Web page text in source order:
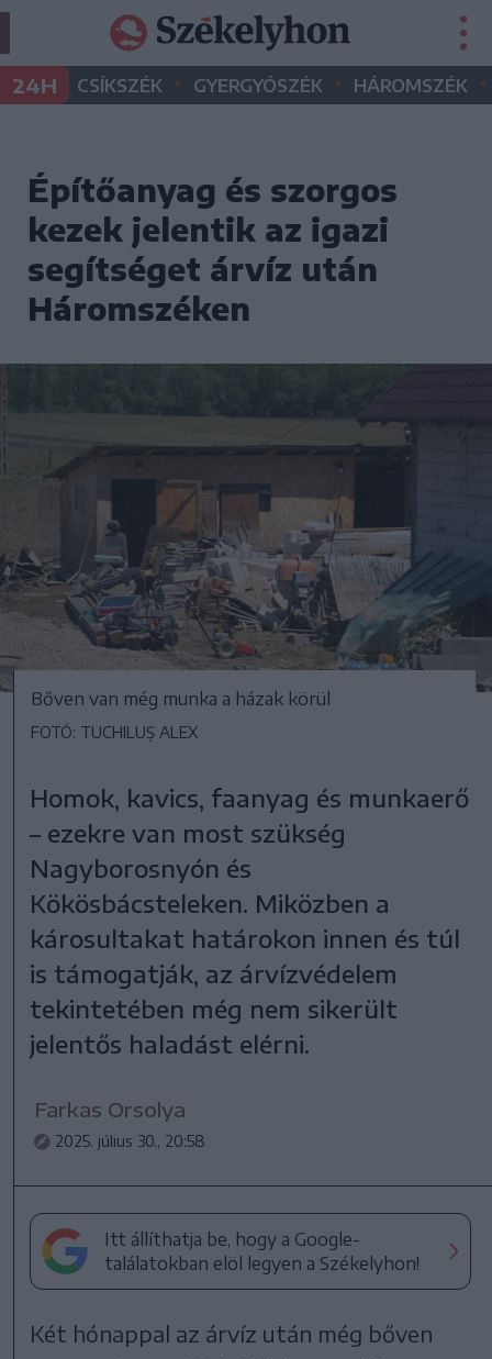
24H CSÍKSZÉK • GYERGYÓSZÉK • HÁROMSZÉK •
Építőanyag és szorgos
kezek jelentik az igazi
segítséget árvíz után
Háromszéken
Bőven van még munka a házak körül
FOTÓ: TUCHILUȘ ALEX
Homok, kavics, faanyag és munkaerő
– ezekre van most szükség
Nagyborosnyón és
Kökösbácsteleken. Miközben a
károsultakat határokon innen és túl
is támogatják, az árvízvédelem
tekintetében még nem sikerült
jelentős haladást elérni.
Farkas Orsolya
2025. július 30., 20:58
Itt állíthatja be, hogy a Google-
találatokban elöl legyen a Székelyhon!
Két hónappal az árvíz után még bőven